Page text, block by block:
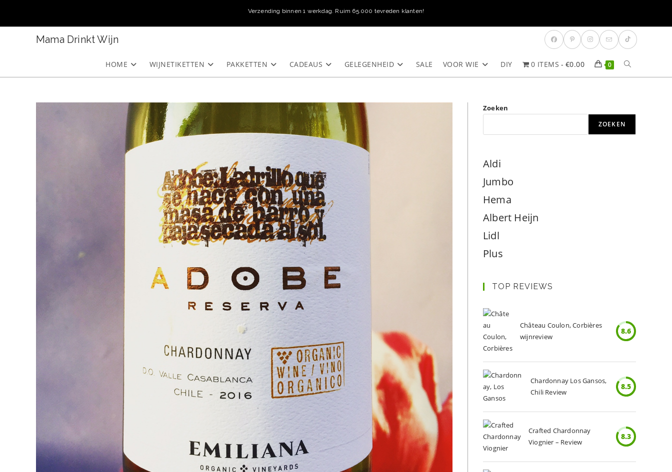
Verzending binnen 1 werkdag. Ruim 65.000 tevreden klanten!
Mama Drinkt Wijn
HOME WIJNETIKETTEN PAKKETTEN CADEAUS GELEGENHEID SALE VOOR WIE DIY 0 ITEMS €0.00 0 TOGGLE
ZOEKEN
Zoeken
ZOEKEN
Aldi
Jumbo
Hema
Albert Heijn
Lidl
Plus
TOP REVIEWS
Château Coulon, Corbières
wijnreview
8.6
Chardonnay Los Gansos,
Chili Review
8.5
Crafted Chardonnay
Viognier – Review
8.3